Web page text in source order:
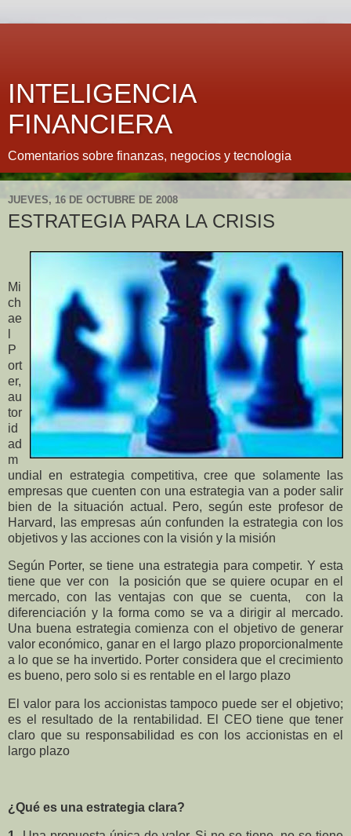
INTELIGENCIA
FINANCIERA
Comentarios sobre finanzas, negocios y tecnologia
JUEVES, 16 DE OCTUBRE DE 2008
ESTRATEGIA PARA LA CRISIS
Mi
ch
ae
P
ort
er,
au
tor
id
ad
m
undial en estrategia competitiva, cree que solamente las
empresas que cuenten con una estrategia van a poder salir
bien de la situación actual. Pero, según este profesor de
Harvard, las empresas aún confunden la estrategia con los
objetivos y las acciones con la visión y la misión
Según Porter, se tiene una estrategia para competir. Y esta
tiene que ver con la posición que se quiere ocupar en el
mercado, con las ventajas con que se cuenta, con la
diferenciación y la forma como se va a dirigir al mercado.
Una buena estrategia comienza con el objetivo de generar
valor económico, ganar en el largo plazo proporcionalmente
a lo que se ha invertido. Porter considera que el crecimiento
es bueno, pero solo si es rentable en el largo plazo
El valor para los accionistas tampoco puede ser el objetivo;
es el resultado de la rentabilidad. El CEOtiene que tener
claro que su responsabilidad es con los accionistas en el
largo plazo
¿Qué es una estrategia clara?